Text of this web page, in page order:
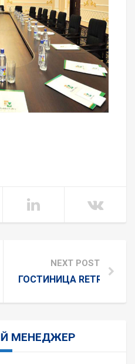
NEXT POST
ГОСТИНИЦА RETRO
МЕНЕДЖЕР